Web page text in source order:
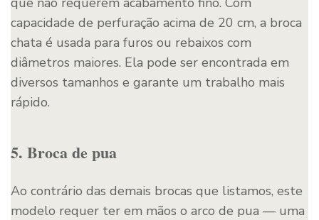
capacidade de perfuração acima de 20 cm, a broca
chata é usada para furos ou rebaixos com
diâmetros maiores. Ela pode ser encontrada em
diversos tamanhos e garante um trabalho mais
rápido.
5. Broca de pua
Ao contrário das demais brocas que listamos, este
modelo requer ter em mãos o arco de pua — uma